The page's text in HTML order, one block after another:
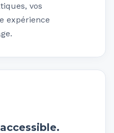
vos
expérience